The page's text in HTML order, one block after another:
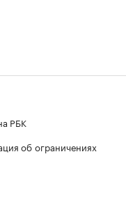
РБК
об ограничениях